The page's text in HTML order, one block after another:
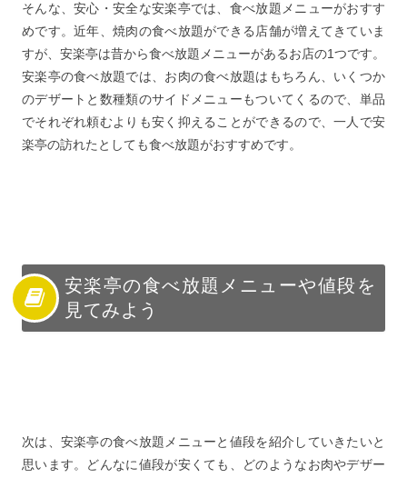
そんな、安心・安全な安楽亭では、食べ放題メニューがおすす
めです。近年、焼肉の食べ放題ができる店舗が増えてきていま
すが、安楽亭は昔から食べ放題メニューがあるお店の1つです。
安楽亭の食べ放題では、お肉の食べ放題はもちろん、いくつか
のデザートと数種類のサイドメニューもついてくるので、単品
でそれぞれ頼むよりも安く抑えることができるので、一人で安
楽亭の訪れたとしても食べ放題がおすすめです。
安楽亭の食べ放題メニューや値段を
見てみよう
次は、安楽亭の食べ放題メニューと値段を紹介していきたいと
思います。どんなに値段が安くても、どのようなお肉やデザー